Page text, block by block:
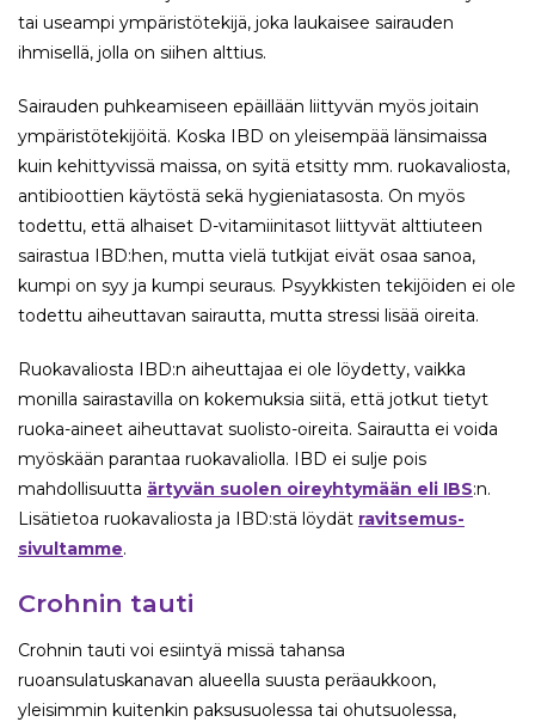
tai useampi ympäristötekijä, joka laukaisee sairauden
ihmisellä, jolla on siihen alttius.
Sairauden puhkeamiseen epäillään liittyvän myös joitain
ympäristötekijöitä. Koska IBD on yleisempää länsimaissa
kuin kehittyvissä maissa, on syitä etsitty mm. ruokavaliosta,
antibioottien käytöstä sekä hygieniatasosta. On myös
todettu, että alhaiset D-vitamiinitasot liittyvät alttiuteen
sairastua IBD:hen, mutta vielä tutkijat eivät osaa sanoa,
kumpi on syy ja kumpi seuraus. Psyykkisten tekijöiden ei ole
todettu aiheuttavan sairautta, mutta stressi lisää oireita.
Ruokavaliosta IBD:n aiheuttajaa ei ole löydetty, vaikka
monilla sairastavilla on kokemuksia siitä, että jotkut tietyt
ruoka-aineet aiheuttavat suolisto-oireita. Sairautta ei voida
myöskään parantaa ruokavaliolla. IBD ei sulje pois
mahdollisuutta ärtyvän suolen oireyhtymään eli IBS:n.
Lisätietoa ruokavaliosta ja IBD:stä löydät ravitsemus-
sivultamme.
Crohnin tauti
Crohnin tauti voi esiintyä missä tahansa
ruoansulatuskanavan alueella suusta peräaukkoon,
yleisimmin kuitenkin paksusuolessa tai ohutsuolessa,